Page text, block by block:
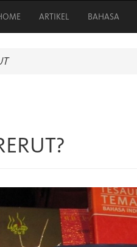
ARTIKEL BAHASA